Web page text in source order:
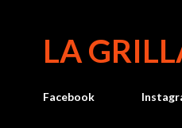
LA
Facebook